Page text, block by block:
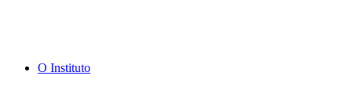
O Instituto